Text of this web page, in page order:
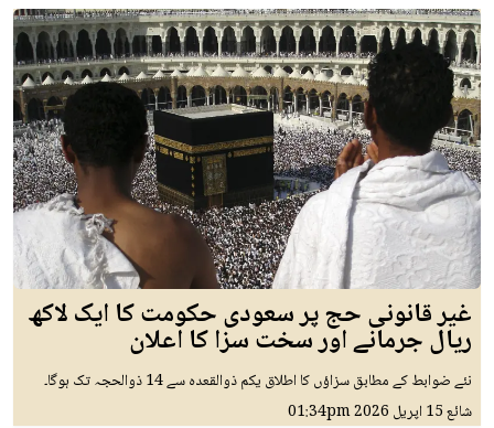
غیر قانونی حج پر سعودی حکومت کا ایک لاکھ
ریال جرمانے اور سخت سزا کا اعلان
نئے ضوابط کے مطابق سزاؤں کا اطلاق یکم ذوالقعدہ سے 14 ذوالحجہ تک ہوگا۔
شائع15 اپريل 2026 01:34pm